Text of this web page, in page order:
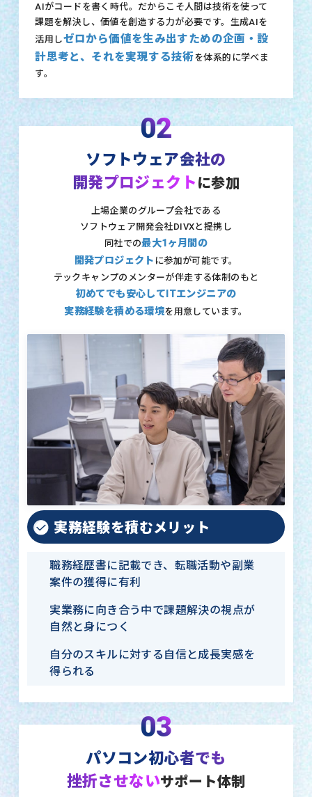
AIがコードを書く時代。だからこそ人間は技術を使って
課題を解決し、価値を創造する力が必要です。生成AIを
活用しゼロから価値を生み出すための企画・設
計思考と、それを実現する技術を体系的に学べま
す。
02
ソフトウェア会社の
開発プロジェクト に参加
上場企業のグループ会社である
ソフトウェア開発会社DIVXと提携し
同社での最大1ヶ月間の
開発プロジェクト に参加が可能です。
テックキャンプのメンターが伴走する体制のもと
初めてでも安心してITエンジニアの
実務経験を積める環境を用意しています。
実務経験を積むメリット
職務経歴書に記載でき、転職活動や副業
案件の獲得に有利
実業務に向き合う中で課題解決の視点が
自然と身につく
自分のスキルに対する自信と成長実感を
得られる
03
パソコン初心者でも
挫折させないサポート体制